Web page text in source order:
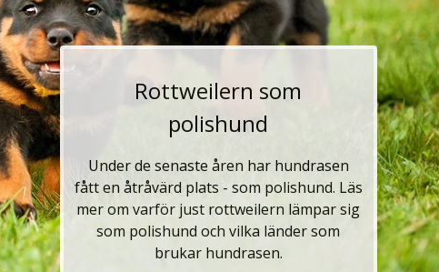
Rottweilern som
polishund
Under de senaste åren har hundrasen
fått en åtråvärd plats - som polishund. Läs
mer om varför just rottweilern lämpar sig
som polishund och vilka länder som
brukar hundrasen.